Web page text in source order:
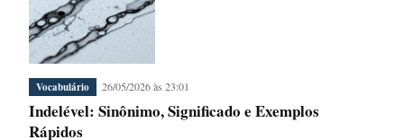
Vocabulário 26/05/2026 às 23:01
Indelével: Sinônimo, Significado e Exemplos
Rápidos